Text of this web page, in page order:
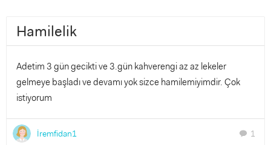
Hamilelik
Adetim 3 gün gecikti ve 3.gün kahverengi az az lekeler
gelmeye başladı ve devamı yok sizce hamilemiyimdir. Çok
istiyorum
İremfidan1 chat 1